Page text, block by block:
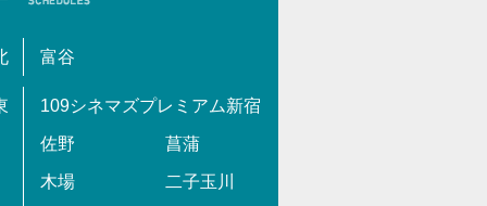
富谷
109シネマズプレミアム新宿
佐野 菖蒲
木場 二子玉川